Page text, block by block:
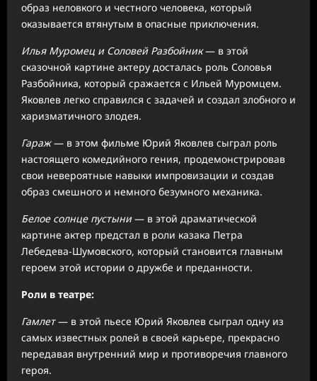
образ неловкого и честного человека, который
оказывается втянутым в опасные приключения.
Илья Муромец и Соловей Разбойник— в этой
сказочной картине актеру досталась роль Соловья
Разбойника, который сражается с Ильей Муромцем.
Яковлев легко справился с задачей и создал злобного и
харизматичного злодея.
Гараж— в этом фильме Юрий Яковлев сыграл роль
настоящего комедийного гения, продемонстрировав
свои невероятные навыки импровизации и создав
образ смешного и немного безумного механика.
Белое солнце пустыни— в этой драматической
картине актер предстал в роли казака Петра
Лебедева-Шумовского, который становится главным
героем этой истории о дружбе и преданности.
Роли в театре:
Гамлет— в этой пьесе Юрий Яковлев сыграл одну из
самых известных ролей в своей карьере, прекрасно
передавая внутренний мир и противоречия главного
героя.